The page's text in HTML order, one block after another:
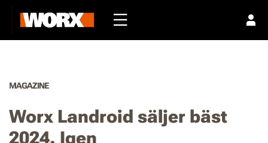
MAGAZINE
Worx Landroid säljer bäst
2024. Igen